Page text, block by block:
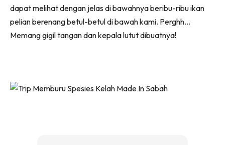
dapat melihat dengan jelas di bawahnya beribu-ribu ikan
pelian berenang betul-betul di bawah kami. Perghh…
Memang gigil tangan dan kepala lutut dibuatnya!